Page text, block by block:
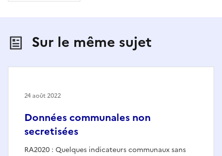
Sur le même sujet
Données communales non
secretisées
RA2020 : Quelques indicateurs communaux sans
24 août 2022